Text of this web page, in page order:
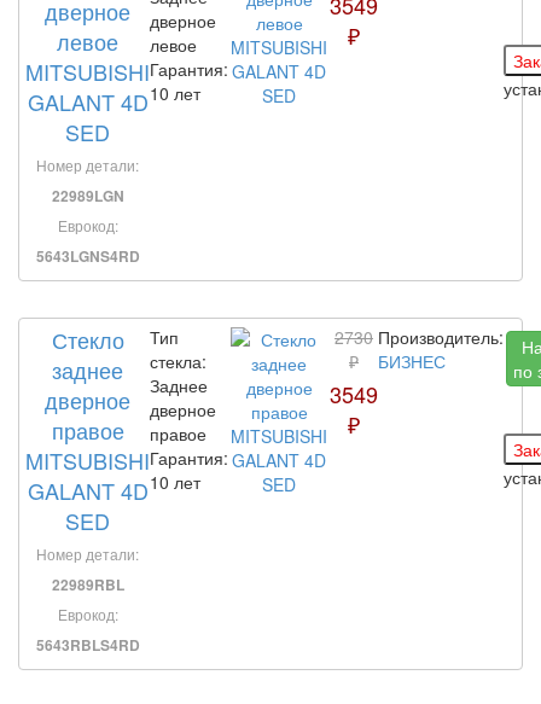
дверное
левое
MITSUBISHI
GALANT 4D
SED
Номер детали:
22989LGN
Еврокод:
5643LGNS4RD
дверное
левое
Гарантия:
10 лет
₽
Стекло
заднее
дверное
правое
MITSUBISHI
GALANT 4D
SED
Номер детали:
22989RBL
Еврокод:
5643RBLS4RD
Тип
стекла:
Заднее
дверное
правое
Гарантия:
10 лет
2730
₽
3549
₽
Производитель:
БИЗНЕС
по